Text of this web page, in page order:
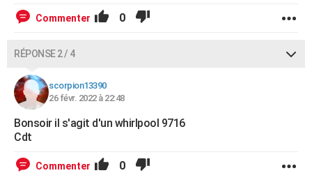
FORUM
Bricolage
Lifestyle
Culture
Sport
Auto
Television
Voyage
Cinema
Commenter 0
RÉPONSE 2 / 4
scorpion13390
26 févr. 2022 à 22:48
Bonsoir il s'agit d'un whirlpool 9716
Cdt
Commenter 0